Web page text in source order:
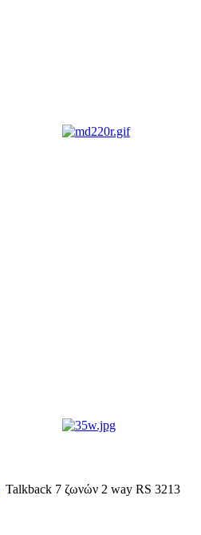
Talkback 7 ζωνών 2 way RS 3213